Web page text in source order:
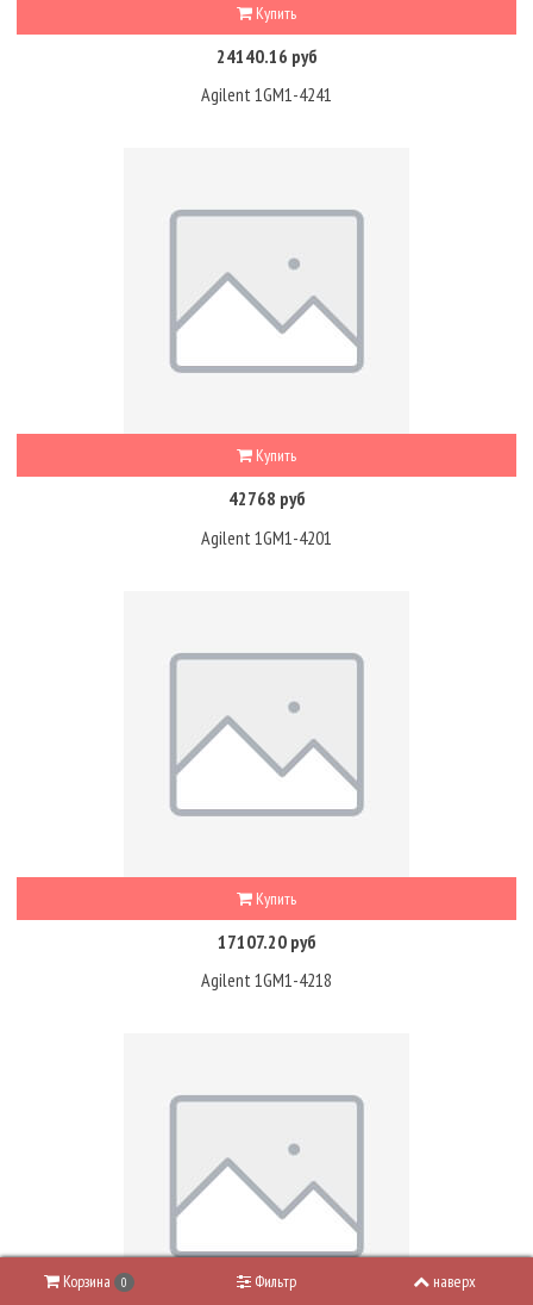
Купить
24140.16 руб
Agilent 1GM1-4241
Купить
42768 руб
Agilent 1GM1-4201
Купить
17107.20 руб
Agilent 1GM1-4218
Корзина 0 Фильтр наверх